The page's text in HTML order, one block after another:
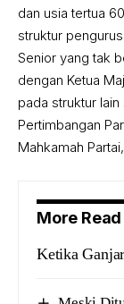
dan usia tertua
struktur
Senior yang tak
dengan Ketua
pada struktur
Pertimbangan
Mahkamah
More Read
Ketika